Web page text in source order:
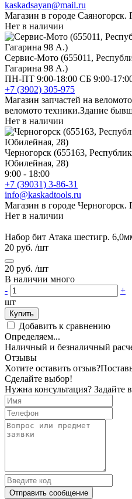
kaskadsayan@mail.ru
Магазин в городе Саяногорск.
Нет в наличии
Сервис-Мото (655011,
Гагарина 98 А.)
ПН-ПТ 9:00-18:00 СБ 9:00-
+7 (3902) 305-975
Магазин запчастей на
веломото техники.Здание
Нет в наличии
Черногорск (655163,
Юбилейная, 28)
9:00 - 18:00
+7 (39031) 3-86-31
info@kaskadtools.ru
Магазин в городе Черногорск.
Нет в наличии
Набор бит Атака шестигр.
20 руб. /шт
20 руб. /шт
В наличии много
-
+
шт
Купить
Добавить к сравнению
Определяем...
Наличный и безналичный
Отзывы
Хотите оставить отзыв?
Сделайте выбор!
Нужна консультация? Задайте
Отправить сообщение